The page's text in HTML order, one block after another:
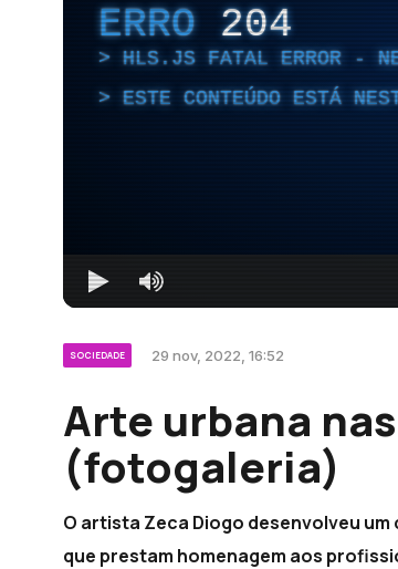
ERRO 204
HLS.JS FATAL ERROR -
ESTE CONTEÚDO ESTÁ
SOCIEDADE 29 nov, 2022, 16:52
Arte urbana
(fotogaleria)
O artista Zeca Diogo desenvolveu
que prestam homenagem aos